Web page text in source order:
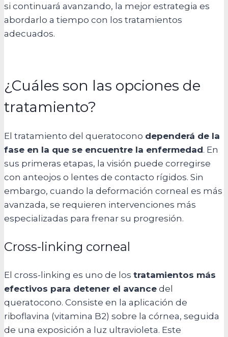
si continuará avanzando, la mejor estrategia es
abordarlo a tiempo con los tratamientos
adecuados.
¿Cuáles son las opciones de
tratamiento?
El tratamiento del queratocono dependerá de la
fase en la que se encuentre la enfermedad. En
sus primeras etapas, la visión puede corregirse
con anteojos o lentes de contacto rígidos. Sin
embargo, cuando la deformación corneal es más
avanzada, se requieren intervenciones más
especializadas para frenar su progresión.
Cross-linking corneal
El cross-linking es uno de los tratamientos más
efectivos para detener el avance del
queratocono. Consiste en la aplicación de
riboflavina (vitamina B2) sobre la córnea, seguida
de una exposición a luz ultravioleta. Este